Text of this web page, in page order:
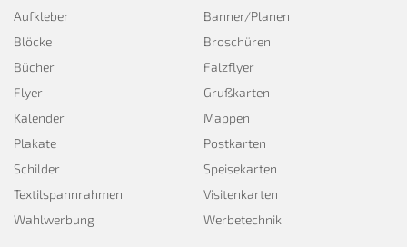
Aufkleber
Banner/Planen
Blöcke
Broschüren
Bücher
Falzflyer
Flyer
Grußkarten
Kalender
Mappen
Plakate
Postkarten
Schilder
Speisekarten
Textilspannrahmen
Visitenkarten
Wahlwerbung
Werbetechnik